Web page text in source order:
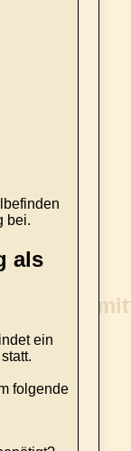
bei.
als
ein
folgende